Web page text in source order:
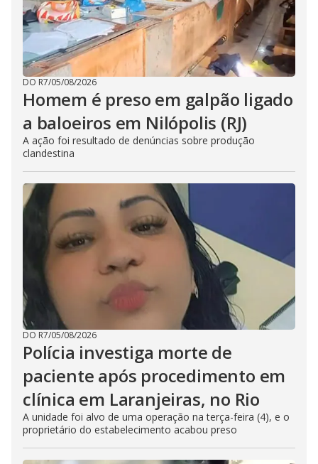
DO R7/05/08/2026
Homem é preso em galpão ligado
a baloeiros em Nilópolis (RJ)
A ação foi resultado de denúncias sobre produção
clandestina
DO R7/05/08/2026
Polícia investiga morte de
paciente após procedimento em
clínica em Laranjeiras, no Rio
A unidade foi alvo de uma operação na terça-feira (4), e o
proprietário do estabelecimento acabou preso